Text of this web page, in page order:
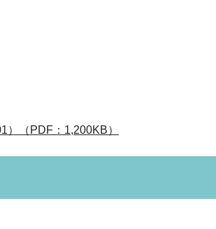
（PDF：1,200KB）